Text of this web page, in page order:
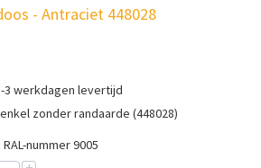
- Antraciet 448028
3 werkdagen levertijd
zonder randaarde (448028)
nummer 9005